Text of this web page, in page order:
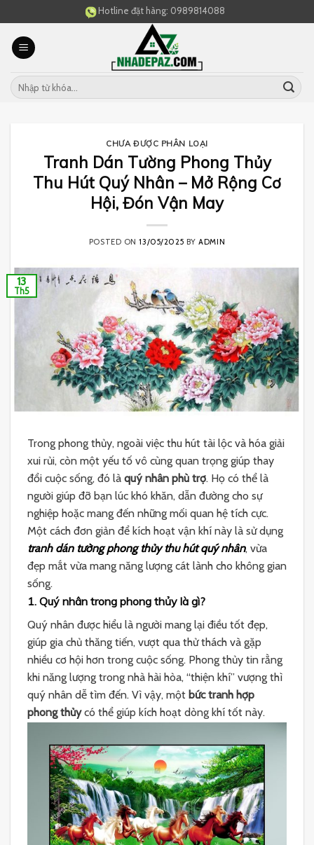
to
content
Hotline đặt hàng: 0989814088
CHƯA ĐƯỢC PHÂN LOẠI
Tranh Dán Tường Phong Thủy
Thu Hút Quý Nhân – Mở Rộng Cơ
Hội, Đón Vận May
POSTED ON13/05/2025 BYADMIN
13
Th5
Trong phong thủy, ngoài việc thu hút tài lộc và hóa giải
xui rủi, còn một yếu tố vô cùng quan trọng giúp thay
đổi cuộc sống, đó là quý nhân phù trợ. Họ có thể là
người giúp đỡ bạn lúc khó khăn, dẫn đường cho sự
nghiệp hoặc mang đến những mối quan hệ tích cực.
Một cách đơn giản để kích hoạt vận khí này là sử dụng
tranh dán tường phong thủy thu hút quý nhân, vừa
đẹp mắt vừa mang năng lượng cát lành cho không gian
sống.
1. Quý nhân trong phong thủy là gì?
Quý nhân được hiểu là người mang lại điều tốt đẹp,
giúp gia chủ thăng tiến, vượt qua thử thách và gặp
nhiều cơ hội hơn trong cuộc sống. Phong thủy tin rằng
khi năng lượng trong nhà hài hòa, “thiện khí” vượng thì
quý nhân dễ tìm đến. Vì vậy, một bức tranh hợp
phong thủycó thể giúp kích hoạt dòng khí tốt này.